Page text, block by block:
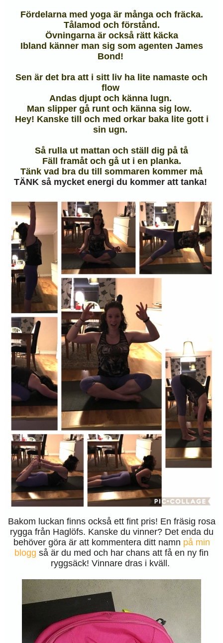
Fördelarna med yoga är många och fräcka.
Tålamod och förstånd.
Övningarna är också rätt käcka
Ibland känner man sig som agenten James
Bond!
Sen är det bra att i sitt liv ha lite namaste och
flow
Andas djupt och känna lugn.
Man slipper gå runt och känna sig low.
Hey! Kanske till och med orkar baka lite gott i
sin ugn.
Så rulla ut mattan och ställ dig på tå
Fäll framåt och gå ut i en planka.
Tänk vad bra du till sommaren kommer må
TÄNK så mycket energi du kommer att tanka!
Bakom luckan finns också ett fint pris! En fräsig rosa
rygga från Haglöfs. Kanske du vinner? Det enda du
behöver göra är att kommentera ditt namn på min
blogg så är du med och har chans att få en ny fin
ryggsäck! Vinnare dras i kväll.